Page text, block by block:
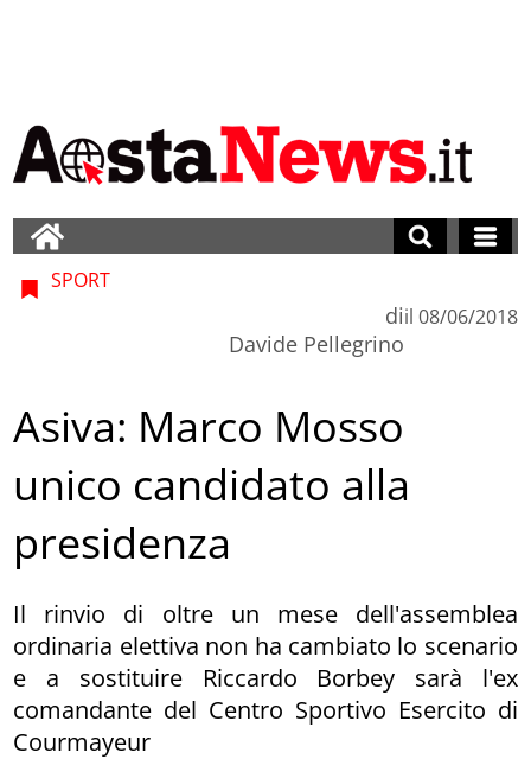
SPORT
di
Davide Pellegrino
il 08/06/2018
Asiva: Marco Mosso
unico candidato alla
presidenza
Il rinvio di oltre un mese dell'assemblea
ordinaria elettiva non ha cambiato lo scenario
e a sostituire Riccardo Borbey sarà l'ex
comandante del Centro Sportivo Esercito di
Courmayeur